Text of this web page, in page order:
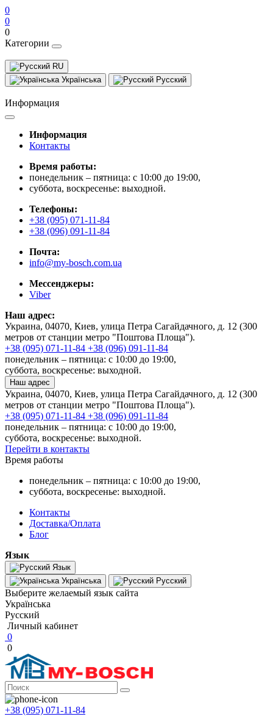
0
0
0
Категории
RU
Українська
Русский
Информация
Информация
Контакты
Время работы:
понедельник – пятница: с 10:00 до 19:00,
суббота, воскресенье: выходной.
Телефоны:
+38 (095) 071-11-84
+38 (096) 091-11-84
Почта:
info@my-bosch.com.ua
Мессенджеры:
Viber
Наш адрес:
Украина, 04070, Киев, улица Петра Сагайдачного, д. 12 (300
метров от станции метро "Поштова Площа").
+38 (095) 071-11-84 +38 (096) 091-11-84
понедельник – пятница: с 10:00 до 19:00,
суббота, воскресенье: выходной.
Наш адрес
Украина, 04070, Киев, улица Петра Сагайдачного, д. 12 (300
метров от станции метро "Поштова Площа").
+38 (095) 071-11-84 +38 (096) 091-11-84
понедельник – пятница: с 10:00 до 19:00,
суббота, воскресенье: выходной.
Перейти в контакты
Время работы
понедельник – пятница: с 10:00 до 19:00,
суббота, воскресенье: выходной.
Контакты
Доставка/Оплата
Блог
Язык
Язык
Українська
Русский
Выберите желаемый язык сайта
Українська
Русский
Личный кабинет
0
0
+38 (095) 071-11-84